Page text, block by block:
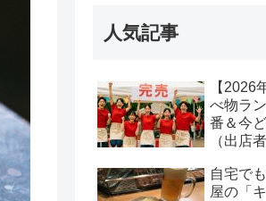
人気記事
【2026
べ物ラ
番＆今
（出店
自宅で
屋の「